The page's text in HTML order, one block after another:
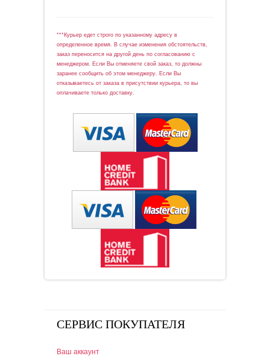
***Курьер едет строго по указанному адресу в
определенное время. В случае изменения обстоятельств,
заказ переносится на другой день по согласованию с
менеджером. Если Вы отменяете свой заказ, то должны
заранее сообщить об этом менеджеру. Если Вы
отказываетесь от заказа в присутствии курьера, то вы
оплачиваете только доставку.
СЕРВИС ПОКУПАТЕЛЯ
Ваш аккаунт